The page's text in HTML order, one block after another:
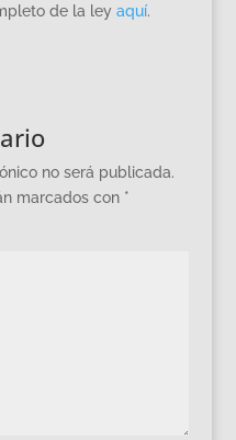
de la ley aquí.
no será publicada.
marcados con *